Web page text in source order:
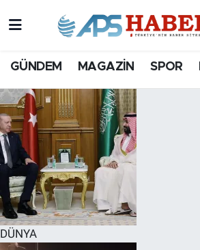
GÜNDEM MAGAZİN SPOR
DÜNYA